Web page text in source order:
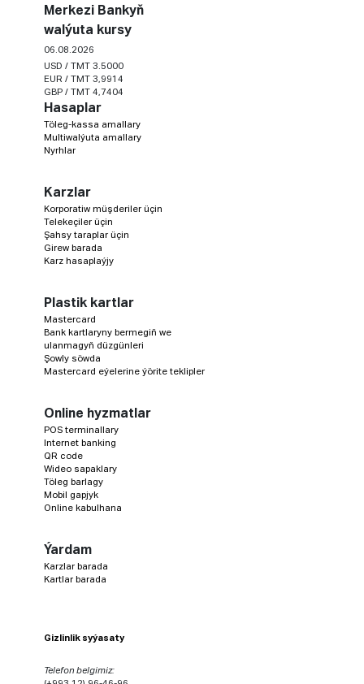
Merkezi Bankyň
walýuta kursy
06.08.2026
USD / TMT 3.5000
EUR / TMT 3,9914
GBP / TMT 4,7404
Hasaplar
Töleg-kassa amallary
Multiwalýuta amallary
Nyrhlar
Karzlar
Korporatiw müşderiler üçin
Telekeçiler üçin
Şahsy taraplar üçin
Girew barada
Karz hasaplaýjy
Plastik kartlar
Mastercard
Bank kartlaryny bermegiň we
ulanmagyň düzgünleri
Şowly söwda
Mastercard eýelerine ýörite teklipler
Online hyzmatlar
POS terminallary
Internet banking
QR code
Wideo sapaklary
Töleg barlagy
Mobil gapjyk
Online kabulhana
Ýardam
Karzlar barada
Kartlar barada
Gizlinlik syýasaty
Telefon belgimiz: